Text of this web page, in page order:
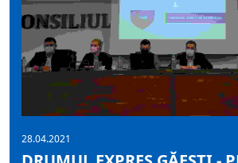
28.04.2021